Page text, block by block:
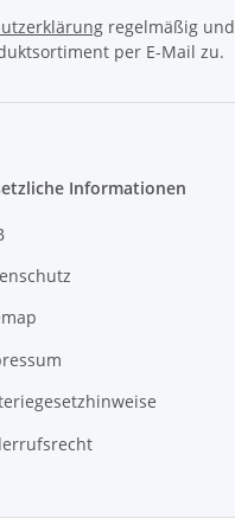
regelmäßig und
per E-Mail zu.
Informationen